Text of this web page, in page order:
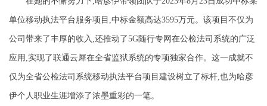
单位移动执法平台服务项目,中标金额高达3595万元。该项目不仅为
公司带来了丰厚的收入,还推动了5G随行专网在公检法司系统的广泛
应用,实现了联通云犀在全省监狱系统的专项独家合作。这一成就不
仅为全省公检法司系统移动执法平台项目建设树立了标杆,也为哈彦
伊个人职业生涯增添了浓墨重彩的一笔。